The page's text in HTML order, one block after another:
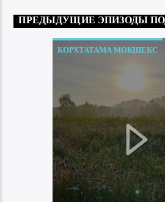
ПРЕДЫДУЩИЕ ЭПИЗОДЫ
КОРХТАТАМА МОКШЕКС